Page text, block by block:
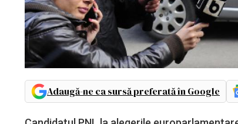
Adaugă-ne ca sursă preferată în Google